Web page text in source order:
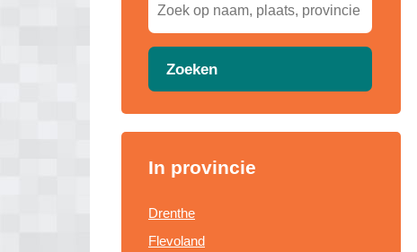
Zoeken
In provincie
Drenthe
Flevoland